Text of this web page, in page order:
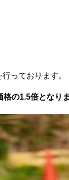
っております。
の1.5倍となり